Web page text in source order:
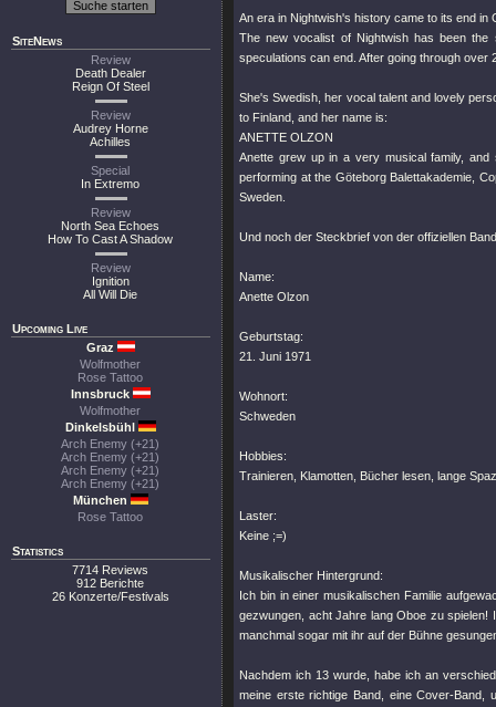
SiteNews
Review
Death Dealer
Reign Of Steel
Review
Audrey Horne
Achilles
Special
In Extremo
Review
North Sea Echoes
How To Cast A Shadow
Review
Ignition
All Will Die
Upcoming Live
Graz
Wolfmother
Rose Tattoo
Innsbruck
Wolfmother
Dinkelsbühl
Arch Enemy (+21)
Arch Enemy (+21)
Arch Enemy (+21)
Arch Enemy (+21)
München
Rose Tattoo
Statistics
7714 Reviews
912 Berichte
26 Konzerte/Festivals
An era in Nightwish's history came to its end in
The new vocalist of Nightwish has been
speculations can end. After going through
She's Swedish, her vocal talent and lovely
to Finland, and her name is:
ANETTE OLZON
Anette grew up in a very musical family,
performing at the Göteborg Balettakademie,
Sweden.
Und noch der Steckbrief von der offiziellen
Name:
Anette Olzon
Geburtstag:
21. Juni 1971
Wohnort:
Schweden
Hobbies:
Trainieren, Klamotten, Bücher lesen, lange
Laster:
Keine ;=)
Musikalischer Hintergrund:
Ich bin in einer musikalischen Familie
gezwungen, acht Jahre lang Oboe zu spielen!
manchmal sogar mit ihr auf der Bühne
Nachdem ich 13 wurde, habe ich an
meine erste richtige Band, eine Cover-Band,